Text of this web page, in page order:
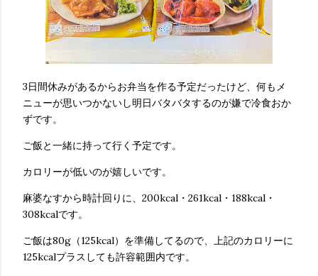
3日間休みがあるからお弁当を作る予定だったけど、何もメ
ニューが思いつかないし明日バタバタするのが嫌で冷食おか
ずです。
ご飯と一緒に持って行く予定です。
カロリーが低いのが嬉しいです。
麻婆なすから時計回りに、200kcal・261kcal・188kcal・
308kcalです。
ご飯は80g（125kcal）を準備してるので、上記のカロリーに
125kcalプラスしても許容範囲内です。